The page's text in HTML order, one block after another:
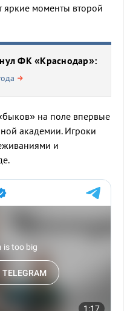
яркие моменты второй
ФК «Краснодар»:
на поле впервые
академии. Игроки
и